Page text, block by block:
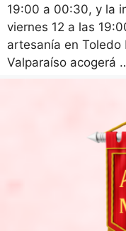
19:00 a 00:30, y la
viernes 12 a las
artesanía en
Valparaíso acogerá